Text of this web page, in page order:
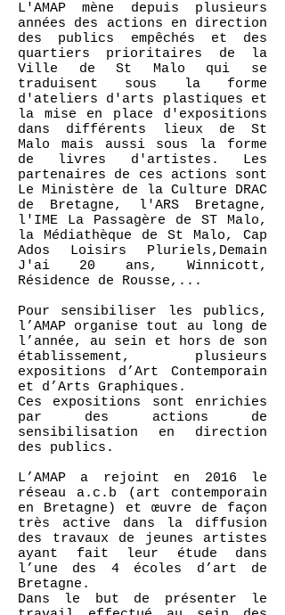
L'AMAP mène depuis plusieurs
années des actions en direction
des publics empêchés et des
quartiers prioritaires de la
Ville de St Malo qui se
traduisent sous la forme
d'ateliers d'arts plastiques et
la mise en place d'expositions
dans différents lieux de St
Malo mais aussi sous la forme
de livres d'artistes. Les
partenaires de ces actions sont
Le Ministère de la Culture DRAC
de Bretagne, l'ARS Bretagne,
l'IME La Passagère de ST Malo,
la Médiathèque de St Malo, Cap
Ados Loisirs Pluriels,Demain
J'ai 20 ans, Winnicott,
Résidence de Rousse,...
Pour sensibiliser les publics,
l’AMAP organise tout au long de
l’année, au sein et hors de son
établissement, plusieurs
expositions d’Art Contemporain
et d’Arts Graphiques.
Ces expositions sont enrichies
par des actions de
sensibilisation en direction
des publics.
L’AMAP a rejoint en 2016 le
réseau a.c.b (art contemporain
en Bretagne) et œuvre de façon
très active dans la diffusion
des travaux de jeunes artistes
ayant fait leur étude dans
l’une des 4 écoles d’art de
Bretagne.
Dans le but de présenter le